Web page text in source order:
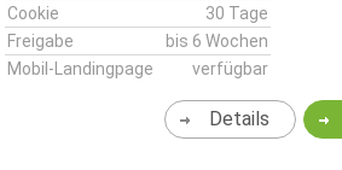
Cookie
30 Tage
Freigabe
bis 6 Wochen
Mobil-Landingpage
verfügbar
Details